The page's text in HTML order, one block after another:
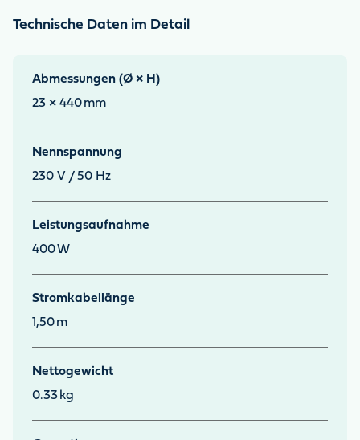
Technische Daten im Detail
Abmessungen (Ø × H)
23 × 440 mm
Nennspannung
230 V / 50 Hz
Leistungsaufnahme
400 W
Stromkabellänge
1,50 m
Nettogewicht
0.33 kg